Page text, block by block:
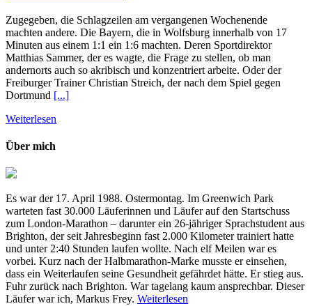
Zugegeben, die Schlagzeilen am vergangenen Wochenende
machten andere. Die Bayern, die in Wolfsburg innerhalb von 17
Minuten aus einem 1:1 ein 1:6 machten. Deren Sportdirektor
Matthias Sammer, der es wagte, die Frage zu stellen, ob man
andernorts auch so akribisch und konzentriert arbeite. Oder der
Freiburger Trainer Christian Streich, der nach dem Spiel gegen
Dortmund [...]
Weiterlesen
Über mich
Es war der 17. April 1988. Ostermontag. Im Greenwich Park
warteten fast 30.000 Läuferinnen und Läufer auf den Startschuss
zum London-Marathon – darunter ein 26-jähriger Sprachstudent aus
Brighton, der seit Jahresbeginn fast 2.000 Kilometer trainiert hatte
und unter 2:40 Stunden laufen wollte. Nach elf Meilen war es
vorbei. Kurz nach der Halbmarathon-Marke musste er einsehen,
dass ein Weiterlaufen seine Gesundheit gefährdet hätte. Er stieg aus.
Fuhr zurück nach Brighton. War tagelang kaum ansprechbar. Dieser
Läufer war ich, Markus Frey. Weiterlesen